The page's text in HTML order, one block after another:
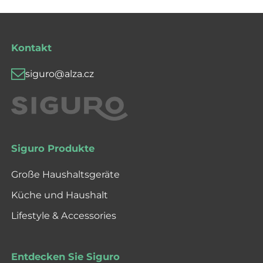
Kontakt
siguro@alza.cz
Siguro Produkte
Große Haushaltsgeräte
Küche und Haushalt
Lifestyle & Accessories
Entdecken Sie Siguro